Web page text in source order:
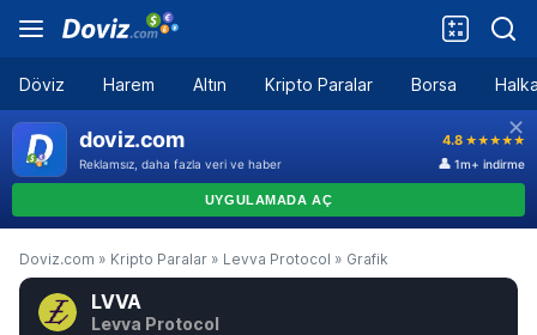
Döviz Harem Altın Kripto Paralar Borsa
Doviz.com » Kripto Paralar » Levva Protocol » Grafik
LVVA
Levva Protocol